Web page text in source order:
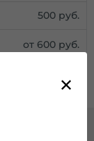
500 руб.
от 600 руб.